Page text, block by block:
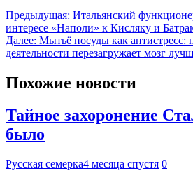
Предыдущая: Итальянский
интересе «Наполи» к Кисляку и
Далее: Мытьё посуды как антистресс:
деятельности перезагружает мозг
Похожие новости
Тайное захоронение
было
Русская семерка4 месяца спустя 0